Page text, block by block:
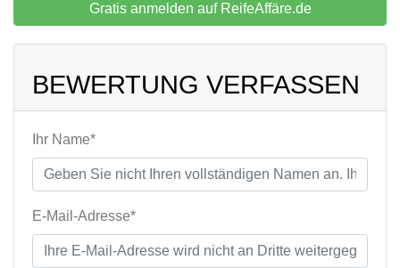
Gratis anmelden auf ReifeAffäre.de
BEWERTUNG VERFASSEN
Ihr Name*
E-Mail-Adresse*